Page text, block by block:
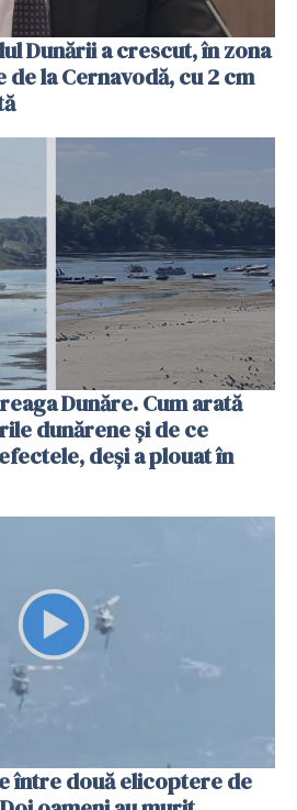
Dunării a crescut, în zona
la Cernavodă, cu 2 cm
Dunăre. Cum arată
dunărene și de ce
deși a plouat în
între două elicoptere de